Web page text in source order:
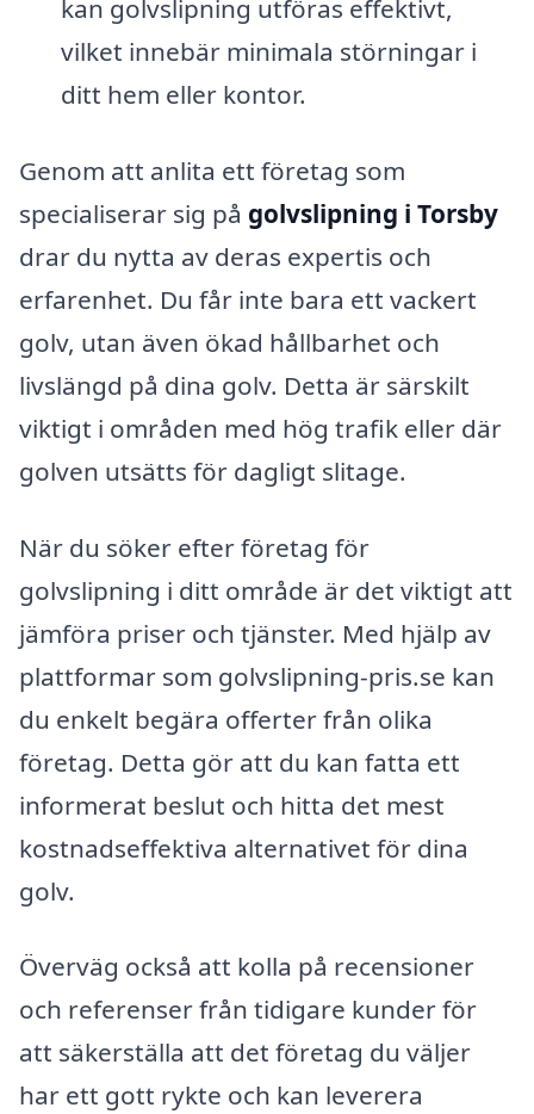
kan golvslipning utföras effektivt,
vilket innebär minimala störningar i
ditt hem eller kontor.
Genom att anlita ett företag som
specialiserar sig på golvslipning i Torsby
drar du nytta av deras expertis och
erfarenhet. Du får inte bara ett vackert
golv, utan även ökad hållbarhet och
livslängd på dina golv. Detta är särskilt
viktigt i områden med hög trafik eller där
golven utsätts för dagligt slitage.
När du söker efter företag för
golvslipning i ditt område är det viktigt att
jämföra priser och tjänster. Med hjälp av
plattformar som golvslipning-pris.se kan
du enkelt begära offerter från olika
företag. Detta gör att du kan fatta ett
informerat beslut och hitta det mest
kostnadseffektiva alternativet för dina
golv.
Överväg också att kolla på recensioner
och referenser från tidigare kunder för
att säkerställa att det företag du väljer
har ett gott rykte och kan leverera